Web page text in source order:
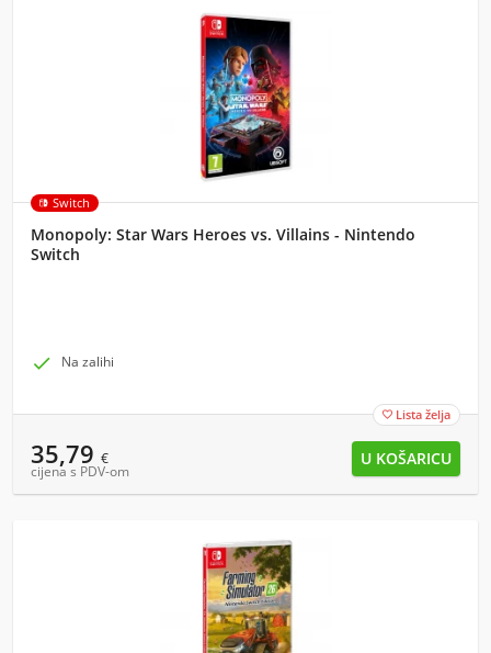
Switch
Monopoly: Star Wars Heroes vs. Villains - Nintendo
Switch
 Na zalihi
 Lista želja
35,79 €
cijena s PDV-om